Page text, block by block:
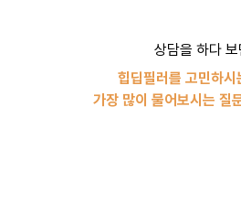
상담을 하다 보
힙딥필러를 고민하시
가장 많이 물어보시는 질